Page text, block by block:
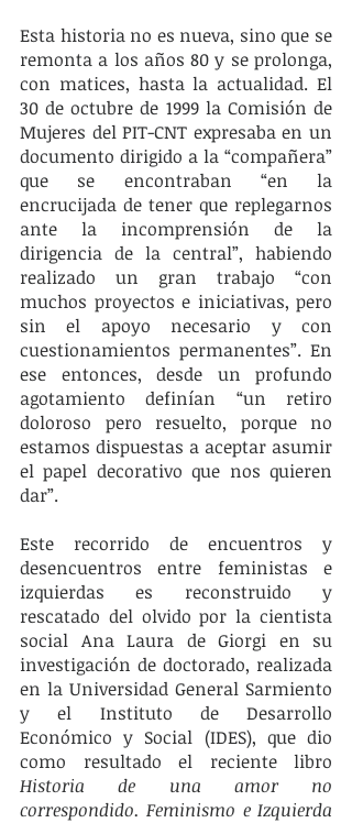
Esta historia no es nueva, sino que se
remonta a los años 80 y se prolonga,
con matices, hasta la actualidad. El
30 de octubre de 1999 la Comisión de
Mujeres del PIT-CNT expresaba en un
documento dirigido a la “compañera”
que se encontraban “en la
encrucijada de tener que replegarnos
ante la incomprensión de la
dirigencia de la central”, habiendo
realizado un gran trabajo “con
muchos proyectos e iniciativas, pero
sin el apoyo necesario y con
cuestionamientos permanentes”. En
ese entonces, desde un profundo
agotamiento definían “un retiro
doloroso pero resuelto, porque no
estamos dispuestas a aceptar asumir
el papel decorativo que nos quieren
dar”.
Este recorrido de encuentros y
desencuentros entre feministas e
izquierdas es reconstruido y
rescatado del olvido por la cientista
social Ana Laura de Giorgi en su
investigación de doctorado, realizada
en la Universidad General Sarmiento
y el Instituto de Desarrollo
Económico y Social (IDES), que dio
Historia de una amor no
correspondido. Feminismo e Izquierda